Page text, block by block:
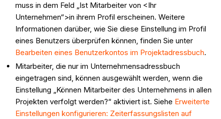
muss in dem Feld „Ist Mitarbeiter von <Ihr
Unternehmen“>in ihrem Profil erscheinen. Weitere
Informationen darüber, wie Sie diese Einstellung im Profil
eines Benutzers überprüfen können, finden Sie unter
Bearbeiten eines Benutzerkontos im Projektadressbuch.
Mitarbeiter, die nur im Unternehmensadressbuch
eingetragen sind, können ausgewählt werden, wenn die
Einstellung „Können Mitarbeiter des Unternehmens in allen
Projekten verfolgt werden?“ aktiviert ist. Siehe Erweiterte
Einstellungen konfigurieren: Zeiterfassungslisten auf